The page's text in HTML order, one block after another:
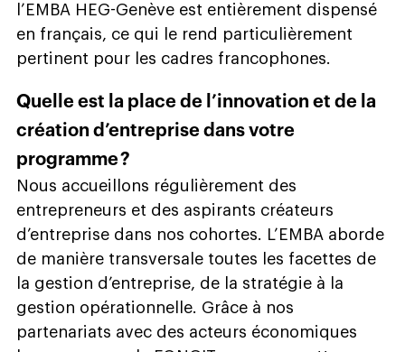
l’EMBA HEG-Genève est entièrement dispensé
en français, ce qui le rend particulièrement
pertinent pour les cadres francophones.
Quelle est la place de l’innovation et de la
création d’entreprise dans votre
programme ?
Nous accueillons régulièrement des
entrepreneurs et des aspirants créateurs
d’entreprise dans nos cohortes. L’EMBA aborde
de manière transversale toutes les facettes de
la gestion d’entreprise, de la stratégie à la
gestion opérationnelle. Grâce à nos
partenariats avec des acteurs économiques